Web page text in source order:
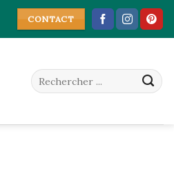
CONTACT